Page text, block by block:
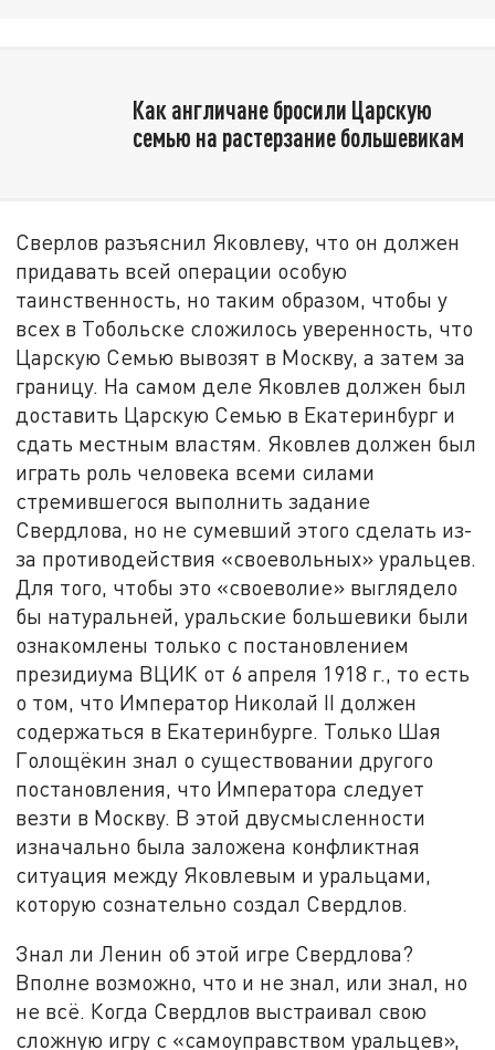
Как англичане бросили Царскую
семью на растерзание большевикам
Сверлов разъяснил Яковлеву, что он должен
придавать всей операции особую
таинственность, но таким образом, чтобы у
всех в Тобольске сложилось уверенность, что
Царскую Семью вывозят в Москву, а затем за
границу. На самом деле Яковлев должен был
доставить Царскую Семью в Екатеринбург и
сдать местным властям. Яковлев должен был
играть роль человека всеми силами
стремившегося выполнить задание
Свердлова, но не сумевший этого сделать из-
за противодействия «своевольных» уральцев.
Для того, чтобы это «своеволие» выглядело
бы натуральней, уральские большевики были
ознакомлены только с постановлением
президиума ВЦИК от 6 апреля 1918 г., то есть
о том, что Император Николай II должен
содержаться в Екатеринбурге. Только Шая
Голощёкин знал о существовании другого
постановления, что Императора следует
везти в Москву. В этой двусмысленности
изначально была заложена конфликтная
ситуация между Яковлевым и уральцами,
которую сознательно создал Свердлов.
Знал ли Ленин об этой игре Свердлова?
Вполне возможно, что и не знал, или знал, но
не всё. Когда Свердлов выстраивал свою
сложную игру с «самоуправством уральцев»,